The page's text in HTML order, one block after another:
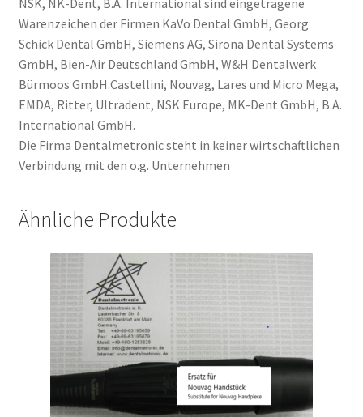
Warenzeichen der Firmen KaVo Dental GmbH, Georg
Schick Dental GmbH, Siemens AG, Sirona Dental Systems
GmbH, Bien-Air Deutschland GmbH, W&H Dentalwerk
Bürmoos GmbH.Castellini, Nouvag, Lares und Micro Mega,
EMDA, Ritter, Ultradent, NSK Europe, MK-Dent GmbH, B.A.
International GmbH.
Die Firma Dentalmetronic steht in keiner wirtschaftlichen
Verbindung mit den o.g. Unternehmen
Ähnliche Produkte